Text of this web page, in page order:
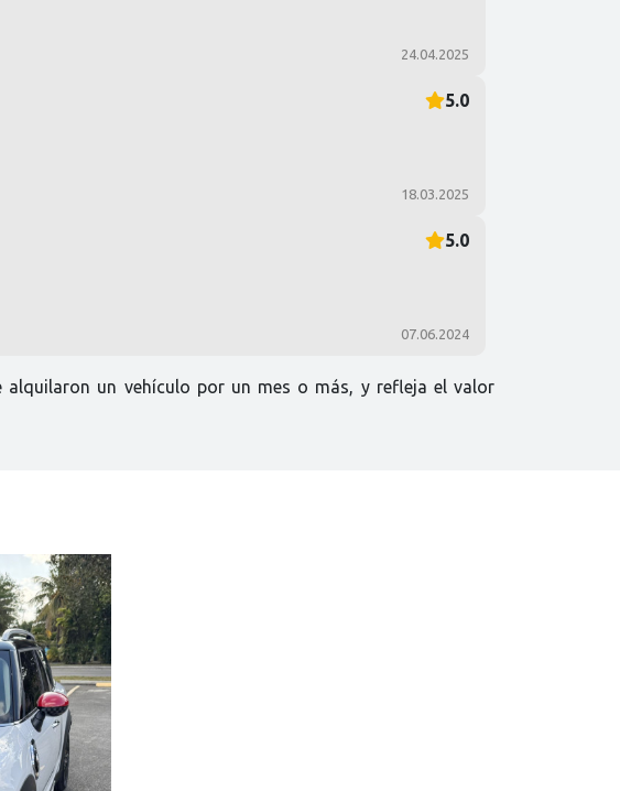
24.04.2025
5.0
18.03.2025
5.0
07.06.2024
alquilaron un vehículo por un mes o más, y refleja el valor